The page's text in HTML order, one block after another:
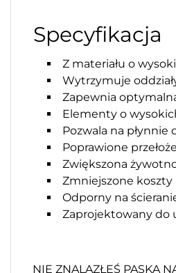
Specyfikacja
Z materiału o
Wytrzymuje
Zapewnia
Elementy o
Pozwala na płynnie
Poprawione
Zwiększona
Zmniejszone
Odporny na
Zaprojektowany do
NIE ZNALAZŁEŚ PASKA